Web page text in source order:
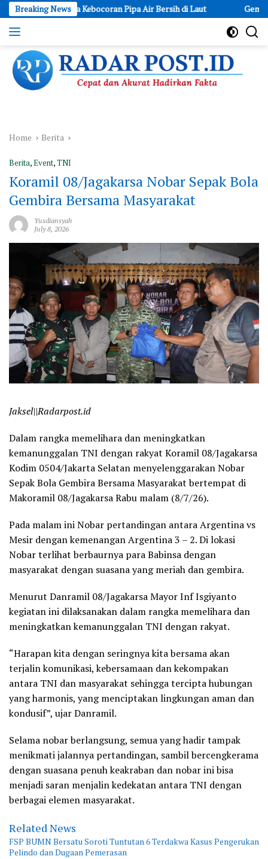
Skip
to
content
Breaking News
Kebocoran Pipa Air Bersih di Laut Gema Cita
dan
Akurat
Hadirkan
Fakta
Home Berita
Berita,Event,TNI
Koramil 08/Jagakarsa Nobar Sepak Bola
Gembira Bersama Masyarakat
Yusdiansyah
July 8, 2026
Jaksel||Radarpost.id
Dalam rangka memelihara dan meningkatkan
kemanunggalan TNI dengan rakyat Koramil 08/Jagakarsa
Kodim 0504/Jakarta Selatan menyelenggarakan Nobar
Sepak Bola Gembira Bersama Masyarakat bertempat di
Makoramil 08/Jagakarsa Rabu malam (8/7/26).
Pada malam ini Nobar pertandingan antara Argentina vs
Mesir dengan kemenangan Argentina 3 – 2. Di lokasi
Nobar terlihat berbaurnya para Babinsa dengan
masyarakat dengan suasana yang meriah dan gembira.
Menurut Danramil 08/Jagakarsa Mayor Inf Isgiyanto
kegiatan ini dilaksanakan dalam rangka memelihara dan
meningkatkan kemanunggalan TNI dengan rakyat.
“Harapan kita dengan seringnya kita bersama akan
terjalin komunikasi, kebersamaan dan kekompakan
antara TNI dan masyarakat sehingga tercipta hubungan
yang harmonis, yang menciptakan lingkungan aman dan
kondusif”, ujar Danramil.
Selama nobar berlangsung, semua yang hadir tampak
menikmati jalannya pertandingan, sambil bercengkerama
dengan suasana penuh keakraban dan nobar ini bisa
menjadi saran menjalin kedekatan antara TNI dengan
berbagai elemen masyarakat.
Related News
FSP BUMN Bersatu Soroti Tuntutan 6 Terdakwa Kasus Pengerukan
Pelindo dan Dugaan Pemerasan